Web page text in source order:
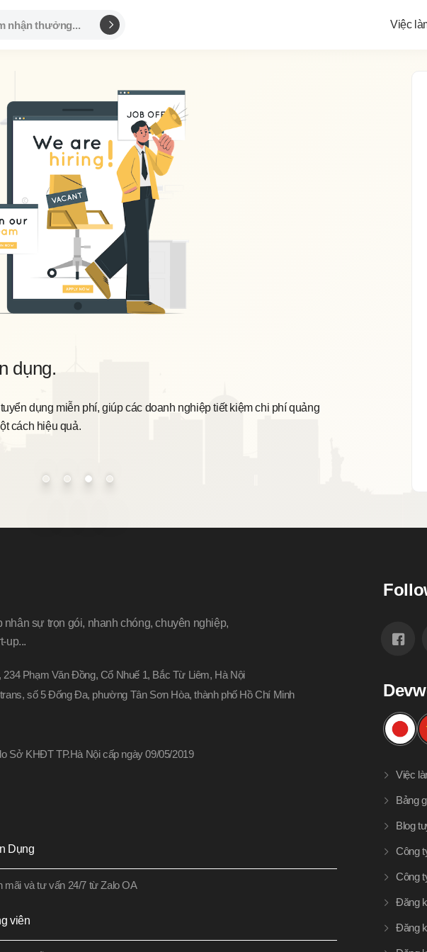
Việc
dụng.
dụng miễn phí, giúp các doanh nghiệp tiết kiệm chi phí quảng
cách hiệu quả.
tiết
sự trọn gói, nhanh chóng, chuyên nghiệp,
up...
234 Phạm Văn Đồng, Cổ Nhuế 1, Bắc Từ Liêm, Hà Nội
số 5 Đống Đa, phường Tân Sơn Hòa, thành phố Hồ Chí Minh
Sở KHĐT TP.Hà Nội cấp ngày 09/05/2019
Dụng
mãi và tư vấn 24/7 từ Zalo OA
viên
Việc
Bảng
Blog
Công
Công
Đăng
Đăng